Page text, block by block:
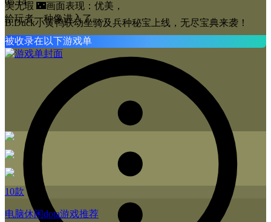
B.Duck小黄鸭联动坐骑及兵种秘宝上线，无尽宝典来袭！
美无瑕 🌃画面表现：优美，
给玩者一种像进入了......
被收录在以下游戏单
10款
电脑休闲dota游戏推荐